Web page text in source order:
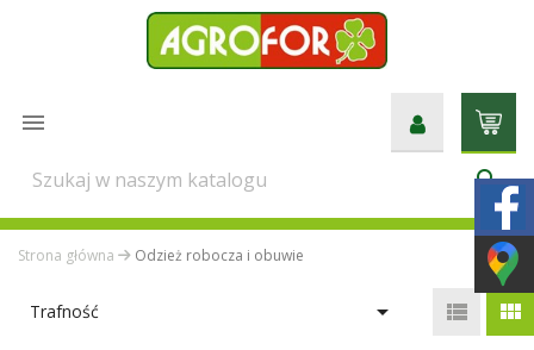

search
Strona główna Odzież robocza i obuwie
Trafność   